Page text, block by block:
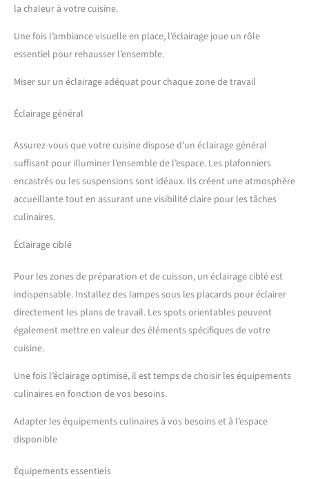
la chaleur à votre cuisine.
Une fois l’ambiance visuelle en place, l’éclairage joue un rôle
essentiel pour rehausser l’ensemble.
Miser sur un éclairage adéquat pour chaque zone de travail
Éclairage général
Assurez-vous que votre cuisine dispose d’un éclairage général
suffisant pour illuminer l’ensemble de l’espace. Les plafonniers
encastrés ou les suspensions sont idéaux. Ils créent une atmosphère
accueillante tout en assurant une visibilité claire pour les tâches
culinaires.
Éclairage ciblé
Pour les zones de préparation et de cuisson, un éclairage ciblé est
indispensable. Installez des lampes sous les placards pour éclairer
directement les plans de travail. Les spots orientables peuvent
également mettre en valeur des éléments spécifiques de votre
cuisine.
Une fois l’éclairage optimisé, il est temps de choisir les équipements
culinaires en fonction de vos besoins.
Adapter les équipements culinaires à vos besoins et à l’espace
disponible
Équipements essentiels